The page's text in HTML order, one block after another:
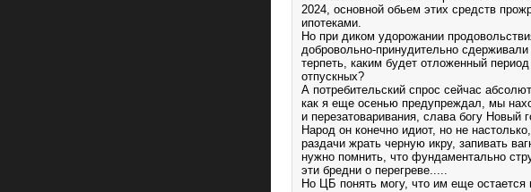
2024, основной обьем этих средств
ипотеками.
Но при диком удорожании
добровольно-принудительно
терпеть, каким будет отложенный
отпускных?
А потребительский спрос сейчас
как я еще осенью предупреждал, мы
и перезатоваривания, слава богу Новый
Народ он конечно идиот, но не
раздачи жрать черную икру, запивать
нужно помнить, что фундаментально
эти бредни о перегреве.....
Но ЦБ понять могу, что им еще остается